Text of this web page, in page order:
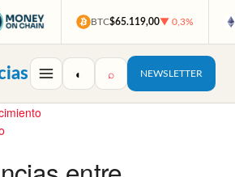
BTC$65.119,00▼ 0,3%
◐ ⌕ NEWSLETTER